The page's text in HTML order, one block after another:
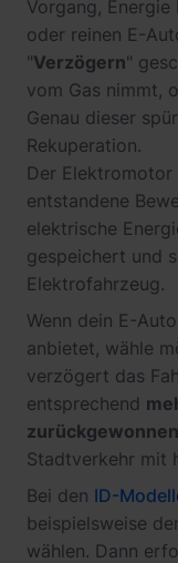
Vorgang,
oder reinen E-
"Verzögern"
vom Gas nimmt,
Genau dieser
Rekuperation.
Der
entstandene
elektrische
gespeichert und
Elektrofahrzeug.
Wenn dein E-
anbietet, wähle
verzögert das
entsprechend
zurückgewonnen
Stadtverkehr mit
Bei den ID-
beispielsweise
wählen. Dann